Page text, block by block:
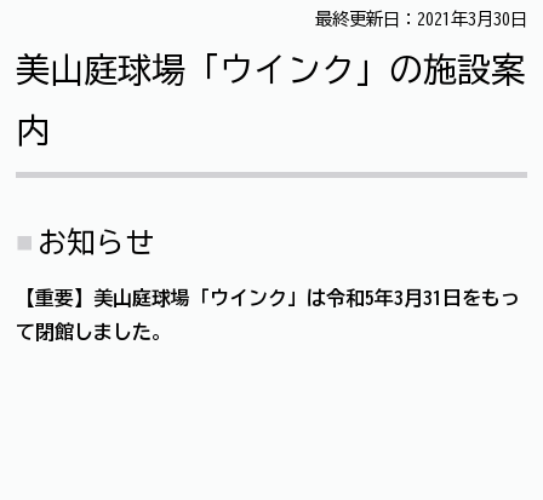
最終更新日：2021年3月30日
美山庭球場「ウインク」の施設案
内
お知らせ
【重要】美山庭球場「ウインク」は令和5年3月31日をもっ
て閉館しました。